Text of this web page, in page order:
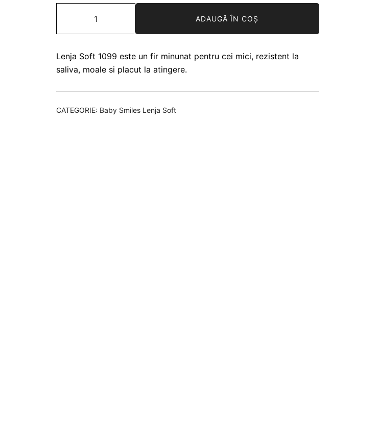
Baby
Smiles
Soft
1099
Negru
ADAUGĂ ÎN COȘ
Lenja Soft 1099 este un fir minunat pentru cei mici, rezistent la
saliva, moale si placut la atingere.
CATEGORIE: Baby Smiles Lenja Soft